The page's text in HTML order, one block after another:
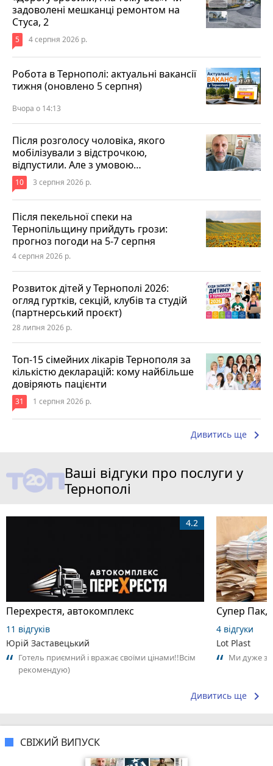
задоволені мешканці ремонтом на
Стуса, 2
5 4 серпня 2026 р.
Робота в Тернополі: актуальні вакансії
тижня (оновлено 5 серпня)
Вчора о 14:13
Після розголосу чоловіка, якого
мобілізували з відстрочкою,
відпустили. Але з умовою…
10 3 серпня 2026 р.
Після пекельної спеки на
Тернопільщину прийдуть грози:
прогноз погоди на 5-7 серпня
4 серпня 2026 р.
Розвиток дітей у Тернополі 2026:
огляд гуртків, секцій, клубів та студій
(партнерський проєкт)
28 липня 2026 р.
Топ-15 сімейних лікарів Тернополя за
кількістю декларацій: кому найбільше
довіряють пацієнти
31 1 серпня 2026 р.
Дивитись ще keyboard_arrow_right
Ваші відгуки про послуги у
Тернополі
Перехрестя, автокомплекс
4.2
11 відгуків
Юрій Заставецький
Готель приємний і вражає своїми цінами!!Всім
рекомендую)
Супер Пак,
4 відгуки
Lot Plast
Ми дуже
Дивитись ще keyboard_arrow_right
СВІЖИЙ ВИПУСК